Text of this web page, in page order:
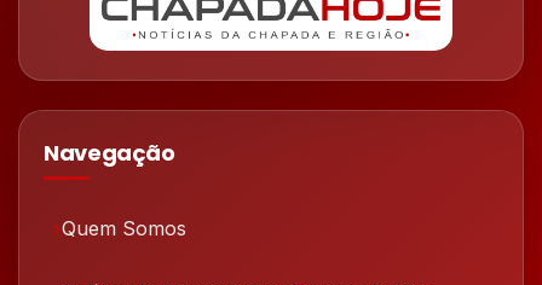
Navegação
Quem Somos